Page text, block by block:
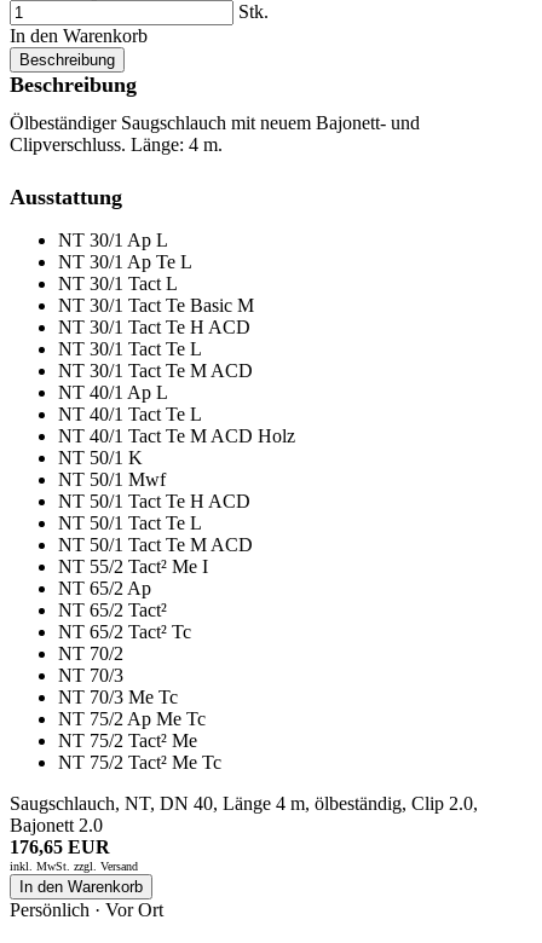
Stk.
In den Warenkorb
Beschreibung
Beschreibung
Ölbeständiger Saugschlauch mit neuem Bajonett- und
Clipverschluss. Länge: 4 m.
Ausstattung
NT 30/1 Ap L
NT 30/1 Ap Te L
NT 30/1 Tact L
NT 30/1 Tact Te Basic M
NT 30/1 Tact Te H ACD
NT 30/1 Tact Te L
NT 30/1 Tact Te M ACD
NT 40/1 Ap L
NT 40/1 Tact Te L
NT 40/1 Tact Te M ACD Holz
NT 50/1 K
NT 50/1 Mwf
NT 50/1 Tact Te H ACD
NT 50/1 Tact Te L
NT 50/1 Tact Te M ACD
NT 55/2 Tact² Me I
NT 65/2 Ap
NT 65/2 Tact²
NT 65/2 Tact² Tc
NT 70/2
NT 70/3
NT 70/3 Me Tc
NT 75/2 Ap Me Tc
NT 75/2 Tact² Me
NT 75/2 Tact² Me Tc
Saugschlauch, NT, DN 40, Länge 4 m, ölbeständig, Clip 2.0,
Bajonett 2.0
176,65 EUR
inkl. MwSt. zzgl. Versand
In den Warenkorb
Persönlich · Vor Ort